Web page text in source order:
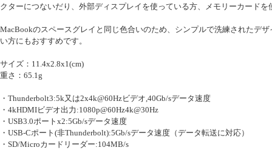
クターにつないだり、外部ディスプレイを使っている方、メモリーカード
MacBookのスペースグレイと同じ色合いのため、シンプルで洗練されたデ
い方にもおすすめです。
サイズ：11.4x2.8x1(cm)
重さ：65.1g
・Thunderbolt3:5k又は2x4k@60Hzビデオ,40Gb/sデータ速度
・4kHDMIビデオ出力:1080p@60Hz4k@30Hz
・USB3.0ポートx2:5Gb/sデータ速度
・USB-Cポート(非Thunderbolt):5Gb/sデータ速度（データ転送に対応）
・SD/Microカードリーダー:104MB/s